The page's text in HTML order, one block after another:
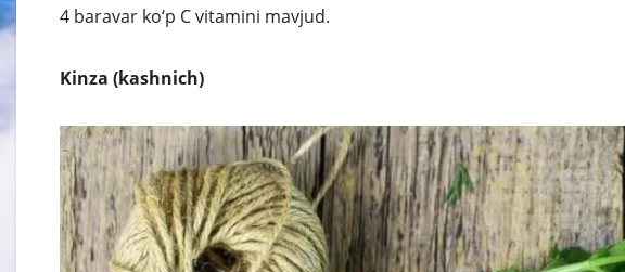
4 baravar ko‘p C vitamini mavjud.
Kinza (kashnich)